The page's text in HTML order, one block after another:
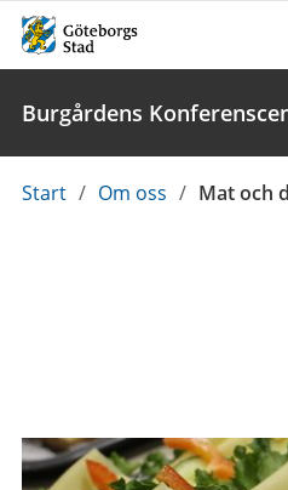
Burgårdens
Du
Start / Om oss / Mat och